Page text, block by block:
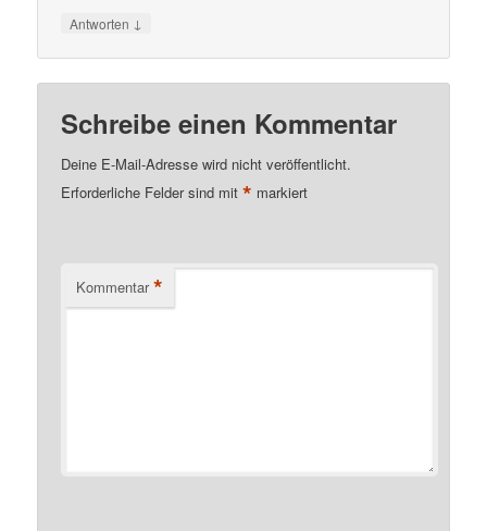
Antworten ↓
Schreibe einen Kommentar
Deine E-Mail-Adresse wird nicht veröffentlicht.
Erforderliche Felder sind mit* markiert
Kommentar *